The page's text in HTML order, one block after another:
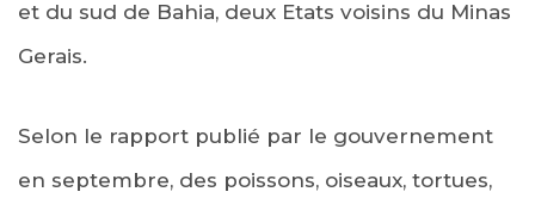
et du sud de Bahia, deux Etats voisins du Minas
Gerais.
Selon le rapport publié par le gouvernement
en septembre, des poissons, oiseaux, tortues,